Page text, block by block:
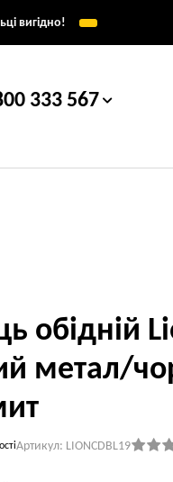
вигідно!
333 567
обідній
метал/
Артикул: LIONCDBL19